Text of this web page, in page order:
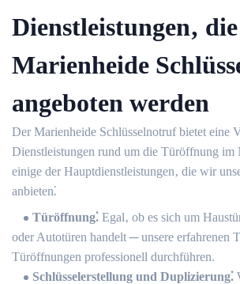
Dienstleistungen‚
Marienheide
angeboten werden
Der Marienheide Schlüsselnotruf bietet eine
Dienstleistungen rund um die Türöffnung im
einige der Hauptdienstleistungen‚ die wir
anbieten⁚
Türöffnung⁚ Egal‚ ob es sich um
oder Autotüren handelt ─ unsere erfahrenen
Türöffnungen professionell durchführen.​
Schlüsselerstellung und Duplizierung⁚